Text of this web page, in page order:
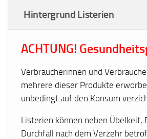
Hintergrund Listerien
ACHTUNG!
Verbraucherinnen und
mehrere dieser Produkte
unbedingt auf den Konsum
Listerien können neben Übelkeit,
Durchfall nach dem Verzehr